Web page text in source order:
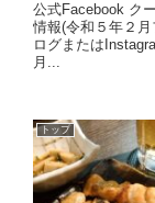
公式Facebook ク
情報(令和５年２
ログまたは
月...
トップ